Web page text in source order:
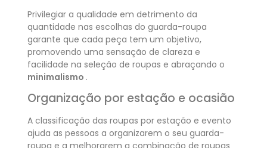
Privilegiar a qualidade em detrimento da
quantidade nas escolhas do guarda-roupa
garante que cada peça tem um objetivo,
promovendo uma sensação de clareza e
facilidade na seleção de roupas e abraçando o
minimalismo .
Organização por estação e ocasião
A classificação das roupas por estação e evento
ajuda as pessoas a organizarem o seu guarda-